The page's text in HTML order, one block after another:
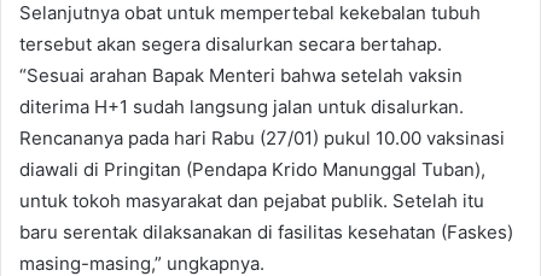
Selanjutnya obat untuk mempertebal kekebalan tubuh
tersebut akan segera disalurkan secara bertahap.
“Sesuai arahan Bapak Menteri bahwa setelah vaksin
diterima H+1 sudah langsung jalan untuk disalurkan.
Rencananya pada hari Rabu (27/01) pukul 10.00 vaksinasi
diawali di Pringitan (Pendapa Krido Manunggal Tuban),
untuk tokoh masyarakat dan pejabat publik. Setelah itu
baru serentak dilaksanakan di fasilitas kesehatan (Faskes)
masing-masing,” ungkapnya.